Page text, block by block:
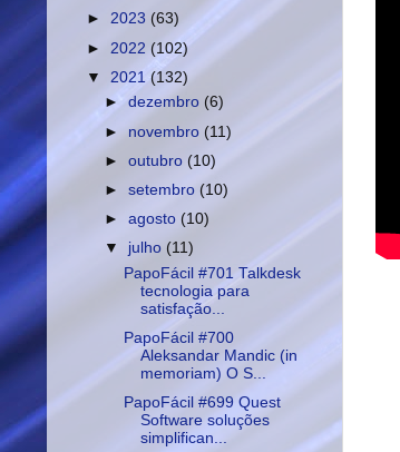
► 2023 (63)
► 2022 (102)
▼ 2021 (132)
►dezembro (6)
►novembro(11)
►outubro(10)
►setembro(10)
►agosto(10)
▼ julho(11)
PapoFácil #701 Talkdesk
tecnologia para
satisfação...
PapoFácil #700
Aleksandar Mandic (in
memoriam) O S...
PapoFácil #699 Quest
Software soluções
simplifican...